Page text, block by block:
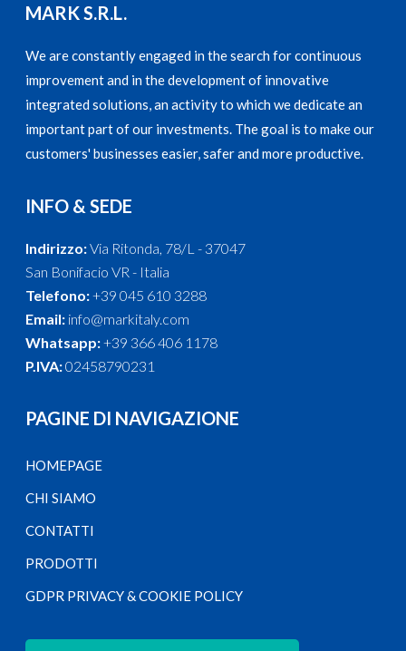
MARK S.R.L.
We are constantly engaged in the search for continuous
improvement and in the development of innovative
integrated solutions, an activity to which we dedicate an
important part of our investments. The goal is to make our
customers' businesses easier, safer and more productive.
INFO & SEDE
Indirizzo:Via Ritonda, 78/L - 37047
San Bonifacio VR - Italia
Telefono:+39 045 610 3288
Email: info@markitaly.com
Whatsapp:+39 366 406 1178
P.IVA:02458790231
PAGINE DI NAVIGAZIONE
HOMEPAGE
CHI SIAMO
CONTATTI
PRODOTTI
GDPR PRIVACY & COOKIE POLICY